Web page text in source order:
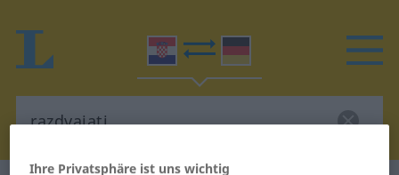
Ihre Privatsphäre ist uns wichtig